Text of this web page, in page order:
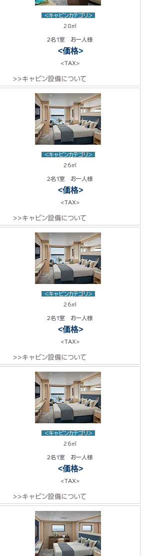
<キャビンカテゴリ>
28㎡
2名1室 お一人様
<価格>
<TAX>
>>キャビン設備について
<キャビンカテゴリ>
26㎡
2名1室 お一人様
<価格>
<TAX>
>>キャビン設備について
<キャビンカテゴリ>
26㎡
2名1室 お一人様
<価格>
<TAX>
>>キャビン設備について
<キャビンカテゴリ>
26㎡
2名1室 お一人様
<価格>
<TAX>
>>キャビン設備について